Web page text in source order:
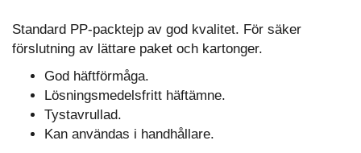
Standard PP-packtejp av god kvalitet. För säker
förslutning av lättare paket och kartonger.
God häftförmåga.
Lösningsmedelsfritt häftämne.
Tystavrullad.
Kan användas i handhållare.